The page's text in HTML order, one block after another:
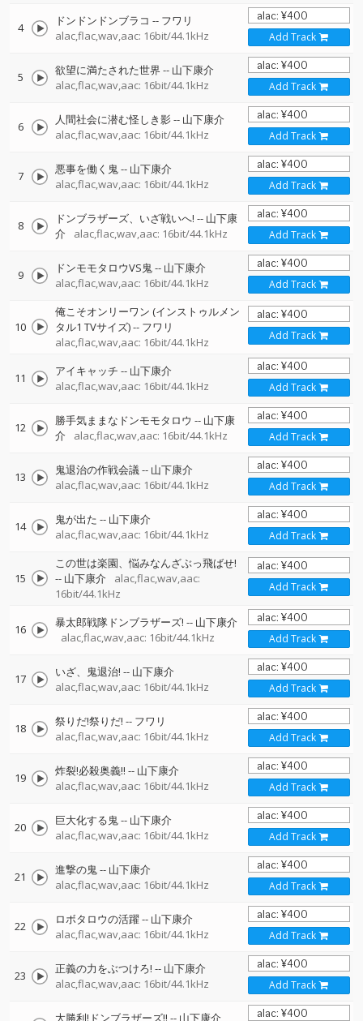
4 ドンドンドンブラコ -- フワリ
alac,flac,wav,aac: 16bit/44.1kHz
Add Track
5 欲望に満たされた世界 -- 山下康介
alac,flac,wav,aac: 16bit/44.1kHz
Add Track
6 人間社会に潜む怪しき影 -- 山下康介
alac,flac,wav,aac: 16bit/44.1kHz
Add Track
7 悪事を働く鬼-- 山下康介
alac,flac,wav,aac: 16bit/44.1kHz
Add Track
8 ドンブラザーズ、いざ戦いへ! -- 山下康
介
alac,flac,wav,aac: 16bit/44.1kHz Add Track
9 ドンモモタロウVS鬼-- 山下康介
alac,flac,wav,aac: 16bit/44.1kHz
Add Track
10
俺こそオンリーワン (インストゥルメン
タル1 TVサイズ)-- フワリ
alac,flac,wav,aac: 16bit/44.1kHz
Add Track
11 アイキャッチ -- 山下康介
alac,flac,wav,aac: 16bit/44.1kHz
Add Track
12 勝手気ままなドンモモタロウ -- 山下康
介
alac,flac,wav,aac: 16bit/44.1kHz Add Track
13 鬼退治の作戦会議-- 山下康介
alac,flac,wav,aac: 16bit/44.1kHz
Add Track
14 鬼が出た -- 山下康介
alac,flac,wav,aac: 16bit/44.1kHz
Add Track
15
この世は楽園、悩みなんざぶっ飛ばせ!
-- 山下康介
alac,flac,wav,aac:
16bit/44.1kHz
Add Track
16 暴太郎戦隊ドンブラザーズ! -- 山下康介
alac,flac,wav,aac: 16bit/44.1kHz
Add Track
17 いざ、鬼退治! -- 山下康介
alac,flac,wav,aac: 16bit/44.1kHz
Add Track
18 祭りだ!祭りだ! -- フワリ
alac,flac,wav,aac: 16bit/44.1kHz
Add Track
19 炸裂!必殺奥義!! -- 山下康介
alac,flac,wav,aac: 16bit/44.1kHz
Add Track
20 巨大化する鬼-- 山下康介
alac,flac,wav,aac: 16bit/44.1kHz
Add Track
21 進撃の鬼-- 山下康介
alac,flac,wav,aac: 16bit/44.1kHz
Add Track
22 ロボタロウの活躍-- 山下康介
alac,flac,wav,aac: 16bit/44.1kHz
Add Track
23 正義の力をぶつけろ! -- 山下康介
alac,flac,wav,aac: 16bit/44.1kHz
Add Track
大勝利!ドンブラザーズ!! -- 山下康介